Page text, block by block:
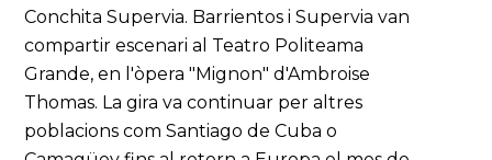
Conchita Supervia. Barrientos i Supervia van
compartir escenari al Teatro Politeama
Grande, en l'òpera "Mignon" d'Ambroise
Thomas. La gira va continuar per altres
poblacions com Santiago de Cuba o